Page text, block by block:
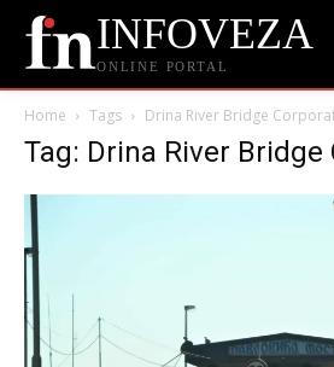
INFOVEZA
ONLINE PORTAL
Home Tags Drina River Bridge
Tag: Drina River Bridge